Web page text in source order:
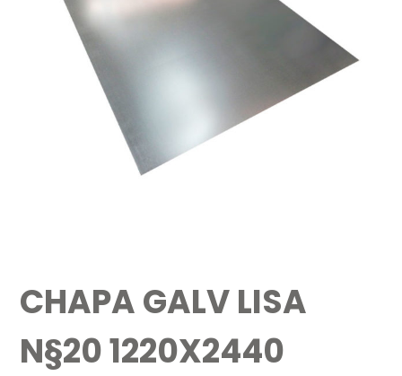
CHAPA GALV LISA
N§20 1220X2440